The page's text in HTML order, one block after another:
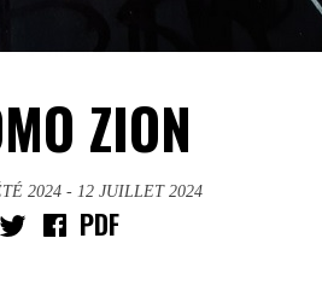
ZION
2024 - 12 JUILLET 2024
PDF